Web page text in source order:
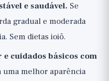
e saudável. Se
gradual e moderada
Sem dietas ioiô.
cuidados básicos com
melhor aparência